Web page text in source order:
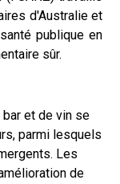
d'Australie et
publique en
sûr.
et de vin se
parmi lesquels
Les
de